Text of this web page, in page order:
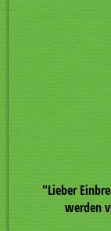
"Lieber
werden